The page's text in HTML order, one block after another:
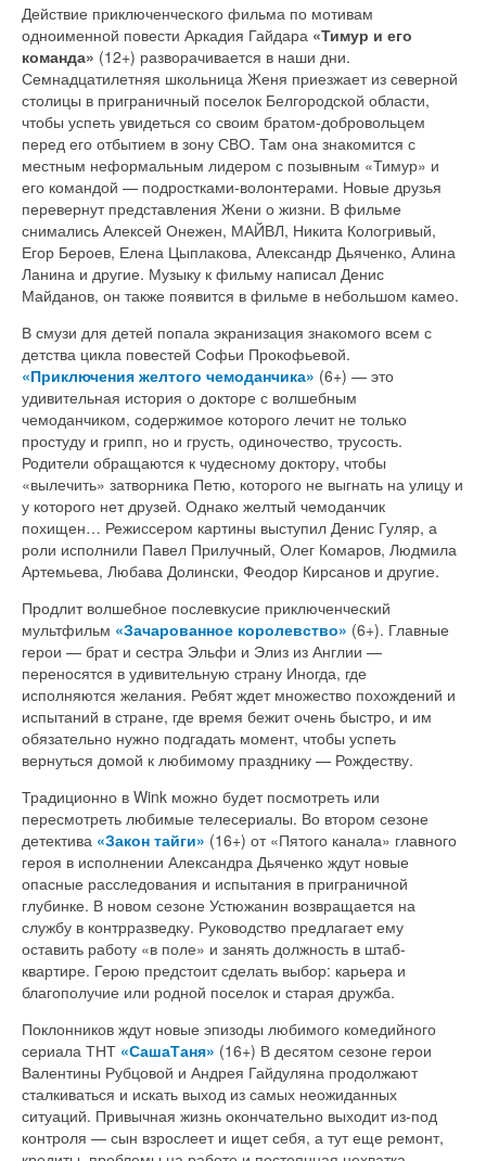
Действие приключенческого фильма по мотивам
одноименной повести Аркадия Гайдара «Тимур и его
команда» (12+) разворачивается в наши дни.
Семнадцатилетняя школьница Женя приезжает из северной
столицы в приграничный поселок Белгородской области,
чтобы успеть увидеться со своим братом-добровольцем
перед его отбытием в зону СВО. Там она знакомится с
местным неформальным лидером с позывным «Тимур» и
его командой — подростками-волонтерами. Новые друзья
перевернут представления Жени о жизни. В фильме
снимались Алексей Онежен, МАЙВЛ, Никита Кологривый,
Егор Бероев, Елена Цыплакова, Александр Дьяченко, Алина
Ланина и другие. Музыку к фильму написал Денис
Майданов, он также появится в фильме в небольшом камео.
В смузи для детей попала экранизация знакомого всем с
детства цикла повестей Софьи Прокофьевой.
«Приключения желтого чемоданчика» (6+) — это
удивительная история о докторе с волшебным
чемоданчиком, содержимое которого лечит не только
простуду и грипп, но и грусть, одиночество, трусость.
Родители обращаются к чудесному доктору, чтобы
«вылечить» затворника Петю, которого не выгнать на улицу и
у которого нет друзей. Однако желтый чемоданчик
похищен… Режиссером картины выступил Денис Гуляр, а
роли исполнили Павел Прилучный, Олег Комаров, Людмила
Артемьева, Любава Долински, Феодор Кирсанов и другие.
Продлит волшебное послевкусие приключенческий
мультфильм «Зачарованное королевство» (6+). Главные
герои — брат и сестра Эльфи и Элиз из Англии —
переносятся в удивительную страну Иногда, где
исполняются желания. Ребят ждет множество похождений и
испытаний в стране, где время бежит очень быстро, и им
обязательно нужно подгадать момент, чтобы успеть
вернуться домой к любимому празднику — Рождеству.
Традиционно в Wink можно будет посмотреть или
пересмотреть любимые телесериалы. Во втором сезоне
детектива «Закон тайги» (16+) от «Пятого канала» главного
героя в исполнении Александра Дьяченко ждут новые
опасные расследования и испытания в приграничной
глубинке. В новом сезоне Устюжанин возвращается на
службу в контрразведку. Руководство предлагает ему
оставить работу «в поле» и занять должность в штаб-
квартире. Герою предстоит сделать выбор: карьера и
благополучие или родной поселок и старая дружба.
Поклонников ждут новые эпизоды любимого комедийного
сериала ТНТ «СашаТаня» (16+) В десятом сезоне герои
Валентины Рубцовой и Андрея Гайдуляна продолжают
сталкиваться и искать выход из самых неожиданных
ситуаций. Привычная жизнь окончательно выходит из-под
контроля — сын взрослеет и ищет себя, а тут еще ремонт,